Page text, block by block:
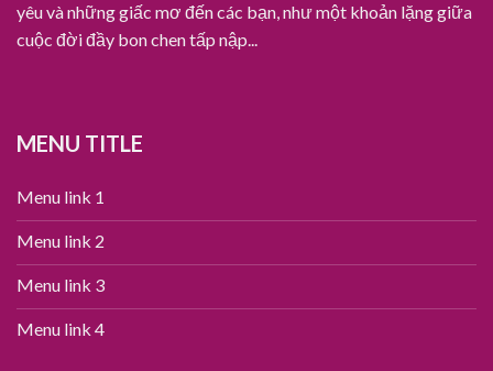
yêu và những giấc mơ đến các bạn, như một khoản lặng giữa
cuộc đời đầy bon chen tấp nập...
MENU TITLE
Menu link 1
Menu link 2
Menu link 3
Menu link 4